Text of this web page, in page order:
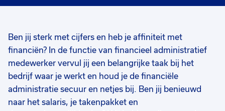
Ben jij sterk met cijfers en heb je affiniteit met
financiën? In de functie van financieel administratief
medewerker vervul jij een belangrijke taak bij het
bedrijf waar je werkt en houd je de financiële
administratie secuur en netjes bij. Ben jij benieuwd
naar het salaris, je takenpakket en